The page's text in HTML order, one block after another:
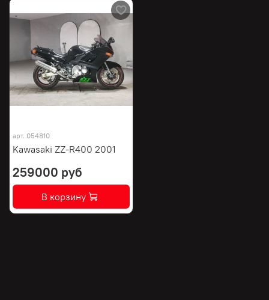
арт. 054810
Kawasaki ZZ-R400 2001
259000 руб
В корзину